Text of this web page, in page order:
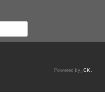
Powered by , CK .